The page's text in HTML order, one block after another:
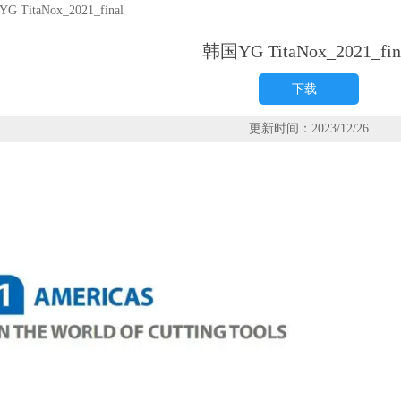
TitaNox_2021_final
韩国YG
下载
更新时间：2023/12/26